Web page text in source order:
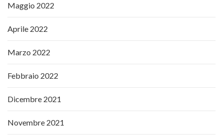
Maggio 2022
Aprile 2022
Marzo 2022
Febbraio 2022
Dicembre 2021
Novembre 2021